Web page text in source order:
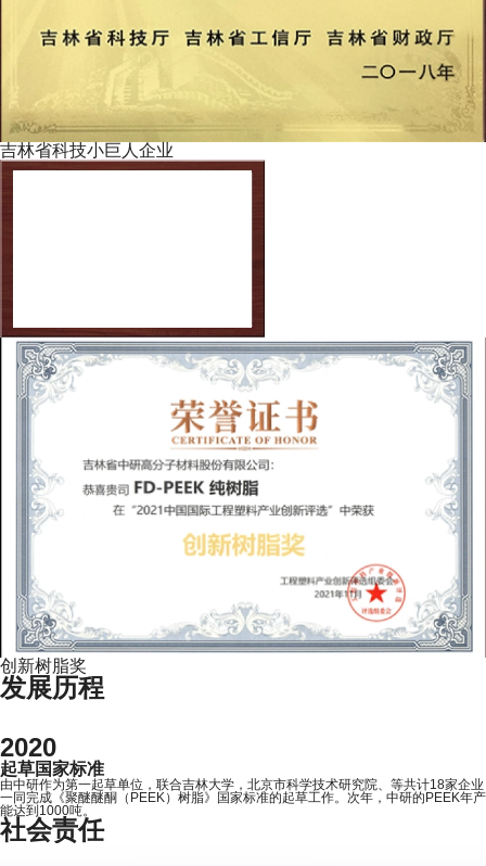
吉林省科技小巨人企业
创新树脂奖
发展历程
2023
国内A股上市
9月中研股份在上海证券交易所科创板上市，股票代码：“688716”。
社会责任